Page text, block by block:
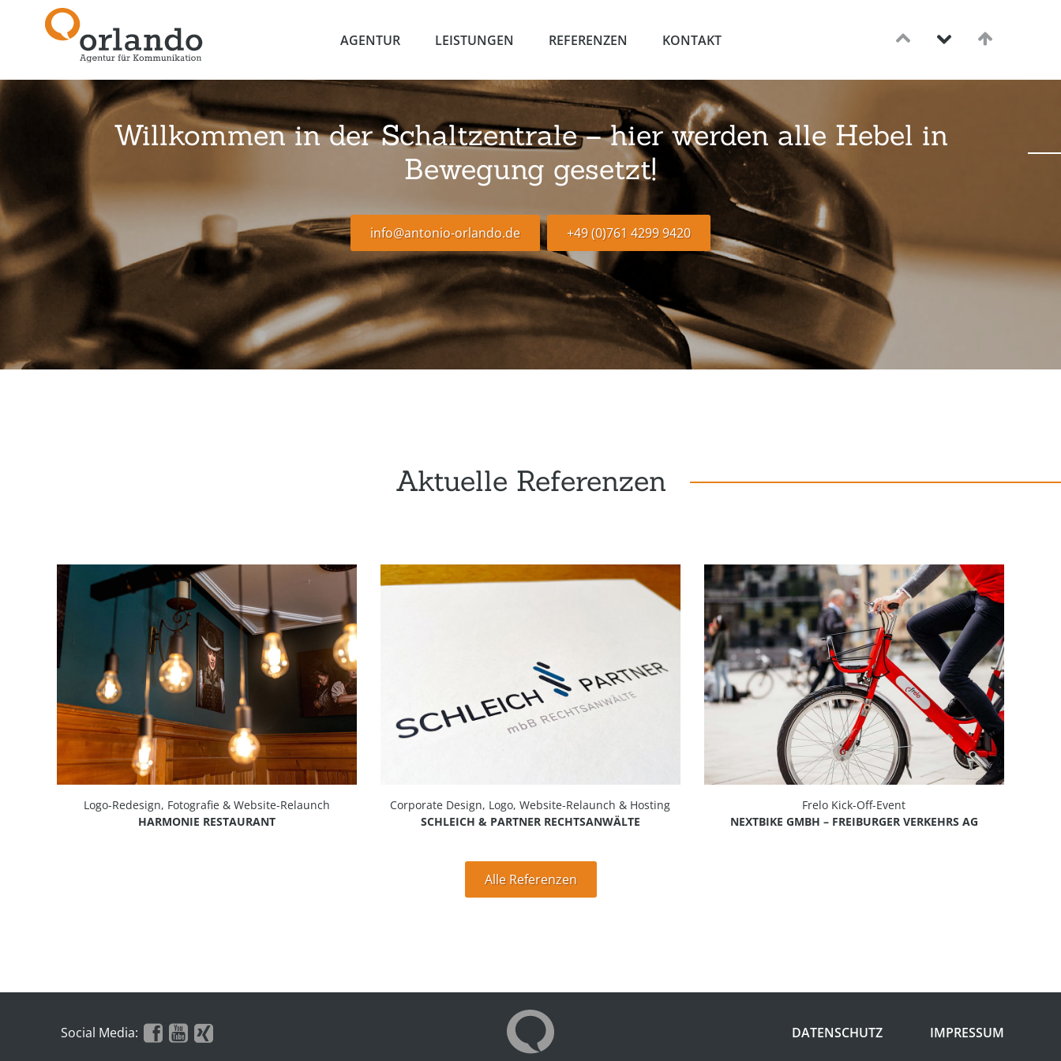
AGENTUR LEISTUNGEN REFERENZEN KONTAKT
Willkommen in der Schaltzentrale – hier werden alle Hebel in
Bewegung gesetzt!
info@antonio-orlando.de +49 (0)761 4299 9420
Aktuelle Referenzen
Logo-Redesign, Fotografie & Website-Relaunch
HARMONIE RESTAURANT
Corporate Design, Logo, Website-Relaunch & Hosting
SCHLEICH & PARTNER RECHTSANWÄLTE
Frelo Kick-Off-Event
NEXTBIKE GMBH – FREIBURGER VERKEHRS AG
Alle Referenzen
Social Media: DATENSCHUTZ IMPRESSUM